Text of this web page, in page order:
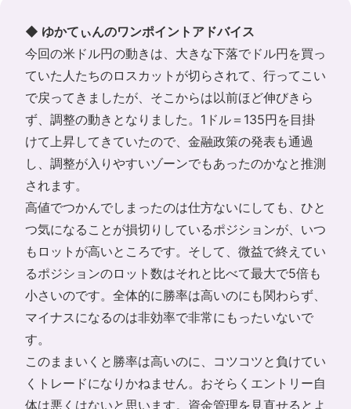
◆ ゆかてぃんのワンポイントアドバイス
今回の米ドル円の動きは、大きな下落でドル円を買っ
ていた人たちのロスカットが切らされて、行ってこい
で戻ってきましたが、そこからは以前ほど伸びきら
ず、調整の動きとなりました。1ドル＝135円を目掛
けて上昇してきていたので、金融政策の発表も通過
し、調整が入りやすいゾーンでもあったのかなと推測
されます。
高値でつかんでしまったのは仕方ないにしても、ひと
つ気になることが損切りしているポジションが、いつ
もロットが高いところです。そして、微益で終えてい
るポジションのロット数はそれと比べて最大で5倍も
小さいのです。全体的に勝率は高いのにも関わらず、
マイナスになるのは非効率で非常にもったいないで
す。
このままいくと勝率は高いのに、コツコツと負けてい
くトレードになりかねません。おそらくエントリー自
体は悪くはないと思います。資金管理を見直せるとよ